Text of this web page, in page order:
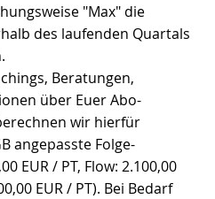
"Max" die
des laufenden Quartals
Beratungen,
über Euer Abo-
wir hierfür
angepasste Folge-
EUR / PT, Flow: 2.100,00
EUR / PT). Bei Bedarf